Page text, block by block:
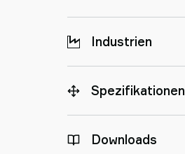
Industrien
Spezifikationen
Downloads